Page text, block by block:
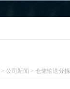
>公司新闻 >仓储输送分拣线辊筒